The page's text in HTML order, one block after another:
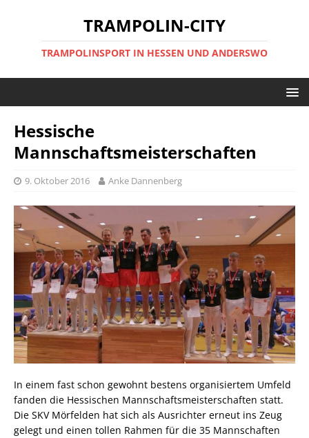
TRAMPOLIN-CITY
TRAMPOLINSPORT IN HESSEN UND ANDERSWO
Hessische
Mannschaftsmeisterschaften
9. Oktober 2016 Anke Dannenberg
In einem fast schon gewohnt bestens organisiertem Umfeld
fanden die Hessischen Mannschaftsmeisterschaften statt.
Die SKV Mörfelden hat sich als Ausrichter erneut ins Zeug
gelegt und einen tollen Rahmen für die 35 Mannschaften